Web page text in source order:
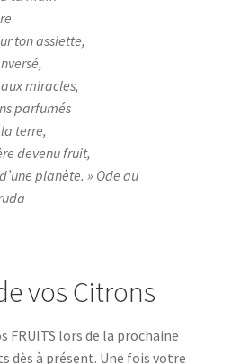
ton assiette,
miracles,
parfumés
terre,
devenu fruit,
planète. » Ode au
vos Citrons
FRUITS lors de la prochaine
dès à présent. Une fois votre